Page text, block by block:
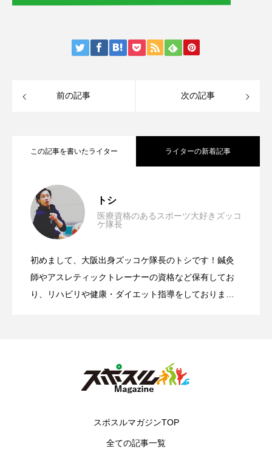
前の記事 次の記事
この記事を書いたライター ライターの新着記事
トシ
医療資格のあるスポーツ大好きズッコ
ケ隊長
初めまして、大阪出身ズッコケ隊長のトシです！鍼灸
師やアスレティックトレーナーの資格など保有してお
り、リハビリや健康・ダイエット指導をしておりま
2026.04.29
2025.10.26
のトレーニング３選をご紹介！
2023.02.15 ターゲット・バードゴルフのルール・歴
スポスルマガジンTOP
全ての記事一覧